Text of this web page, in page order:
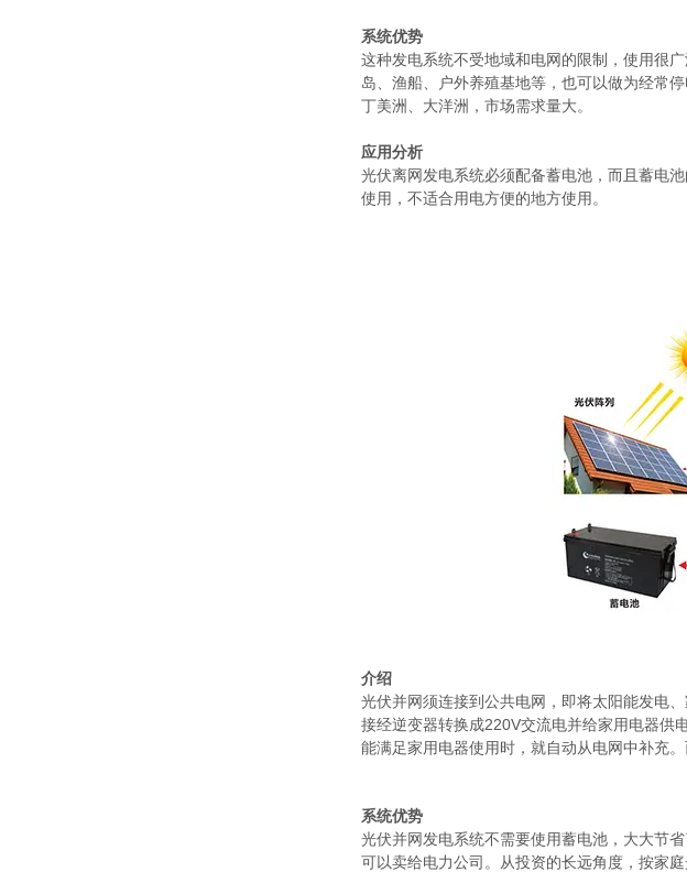
系统优势
这种发电系统不受地域和电网的限制，使用很
岛、渔船、户外养殖基地等，也可以做为经常
丁美洲、大洋洲，市场需求量大。
应用分析
光伏离网发电系统必须配备蓄电池，而且蓄电
使用，不适合用电方便的地方使用。
介绍
光伏并网须连接到公共电网，即将太阳能发电
接经逆变器转换成220V交流电并给家用电器供
能满足家用电器使用时，就自动从电网中补充
系统优势
光伏并网发电系统不需要使用蓄电池，大大节
可以卖给电力公司。从投资的长远角度，按家